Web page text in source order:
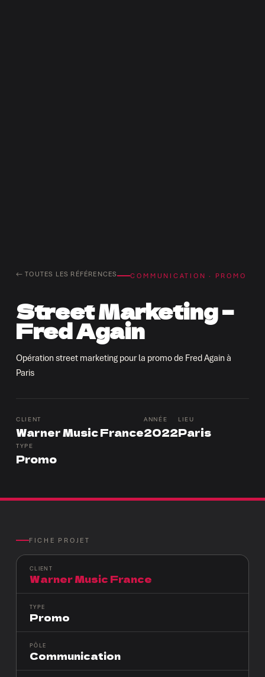
← TOUTES LES RÉFÉRENCES COMMUNICATION · PROMO
Street Marketing –
Fred Again
Opération street marketing pour la promo de Fred Again à
Paris
CLIENT
Warner Music France
ANNÉE
2022
LIEU
Paris
TYPE
Promo
FICHE PROJET
CLIENT
Warner Music France
TYPE
Promo
PÔLE
Communication